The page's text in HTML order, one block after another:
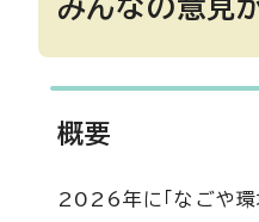
みんなの意見
概要
2026年に「なごや環